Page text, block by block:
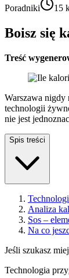
Poradniki
15
Boisz się
Treść
Warszawa nigdy
technologii
nie jest
Spis treści
Analiza
Sos –
Na co
Jeśli szukasz
Technologia